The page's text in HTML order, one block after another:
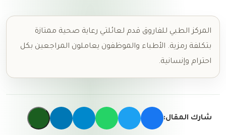
المركز الطبي للفاروق قدم لعائلتي رعاية صحية ممتازة
بتكلفة رمزية. الأطباء والموظفون يعاملون المراجعين بكل
احترام وإنسانية.
شارك المقال: